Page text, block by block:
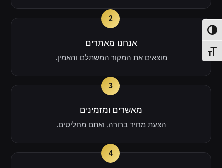
הפעל/כבה ניגודיות גבוהה
מתג גודל גופן
2
אנחנו מאתרים
מוצאים את המקור המשתלם והאמין.
3
מאשרים ומזמינים
הצעת מחיר ברורה, ואתם מחליטים.
4